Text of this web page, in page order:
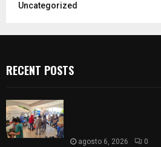
Uncategorized
RECENT POSTS
agosto 6, 2026 0